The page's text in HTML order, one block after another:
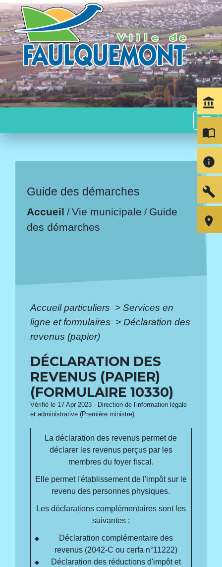
menu
Guide des démarches
Accueil /Vie municipale / Guide
des démarches
Accueil particuliers > Services en
ligne et formulaires > Déclaration des
revenus (papier)
DÉCLARATION DES
REVENUS (PAPIER)
(FORMULAIRE 10330)
Vérifié le 17 Apr 2023 - Direction de l'information légale
et administrative (Première ministre)
La déclaration des revenus permet de
déclarer les revenus perçus par les
membres du foyer fiscal.
Elle permet l'établissement de l'impôt sur le
revenu des personnes physiques.
Les déclarations complémentaires sont les
suivantes :
Déclaration complémentaire des
revenus (2042-C ou cerfa n°11222)
Déclaration des réductions d'impôt et
account_balance
import_contacts
info
build
room